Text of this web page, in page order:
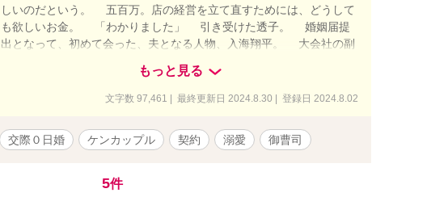
しいのだという。 五百万。店の経営を立て直すためには、どうして
も欲しいお金。 「わかりました」 引き受けた透子。 婚姻届提
出となって、初めて会った、夫となる人物、入海翔平。 大会社の副
ど、彼なら悪くないんじゃない？ そう思った透子に、翔平が言う。
「こんな結婚を受け入れるなんて。バカなのか」――と。 店のた
いいんじゃないか。そもそも経営の仕方が間違ってるんじゃないの
か。 売られたケンカは進んでお買い上げする性格の透子。ガマンの
たしだって、好きで結婚するわけじゃないのに！ いいわよ、愛して
もっと見る
文字数 97,461 | 最終更新日 2024.8.30 | 登録日 2024.8.02
交際０日婚 ケンカップル 契約 溺愛 御曹司
5件